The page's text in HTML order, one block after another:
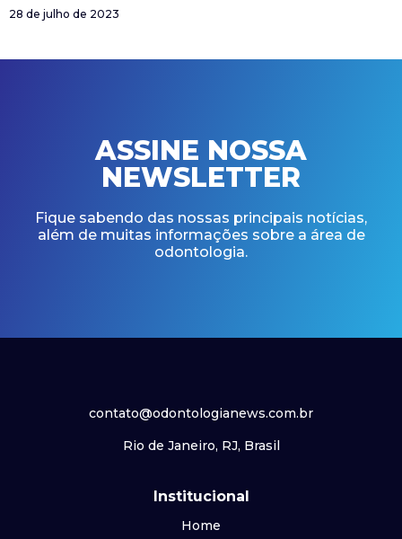
28 de julho de 2023
ASSINE NOSSA
NEWSLETTER
Fique sabendo das nossas principais notícias,
além de muitas informações sobre a área de
odontologia.
contato@odontologianews.com.br
Rio de Janeiro, RJ, Brasil
Institucional
Home